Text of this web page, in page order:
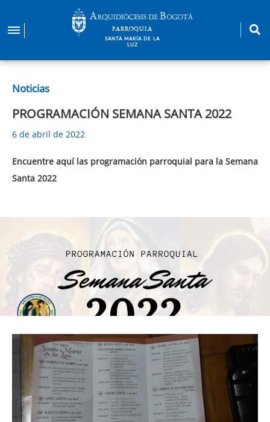
contenido
PARROQUIA
SANTA MARÍA DE LA
LUZ
Noticias
PROGRAMACIÓN SEMANA SANTA 2022
6 de abril de 2022
Encuentre aquí las programación parroquial para la Semana
Santa 2022